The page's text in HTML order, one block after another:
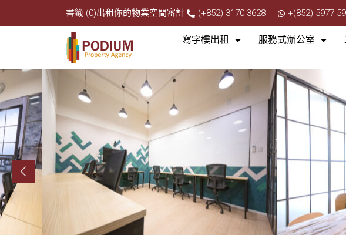
書籤 (0)出租你的物業空間審計 (+852) 3170 3628 +(852) 5977
寫字樓出租 服務式辦公室